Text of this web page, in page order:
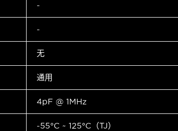
-
-
无
通用
4pF @ 1MHz
-55°C ~ 125°C（TJ）